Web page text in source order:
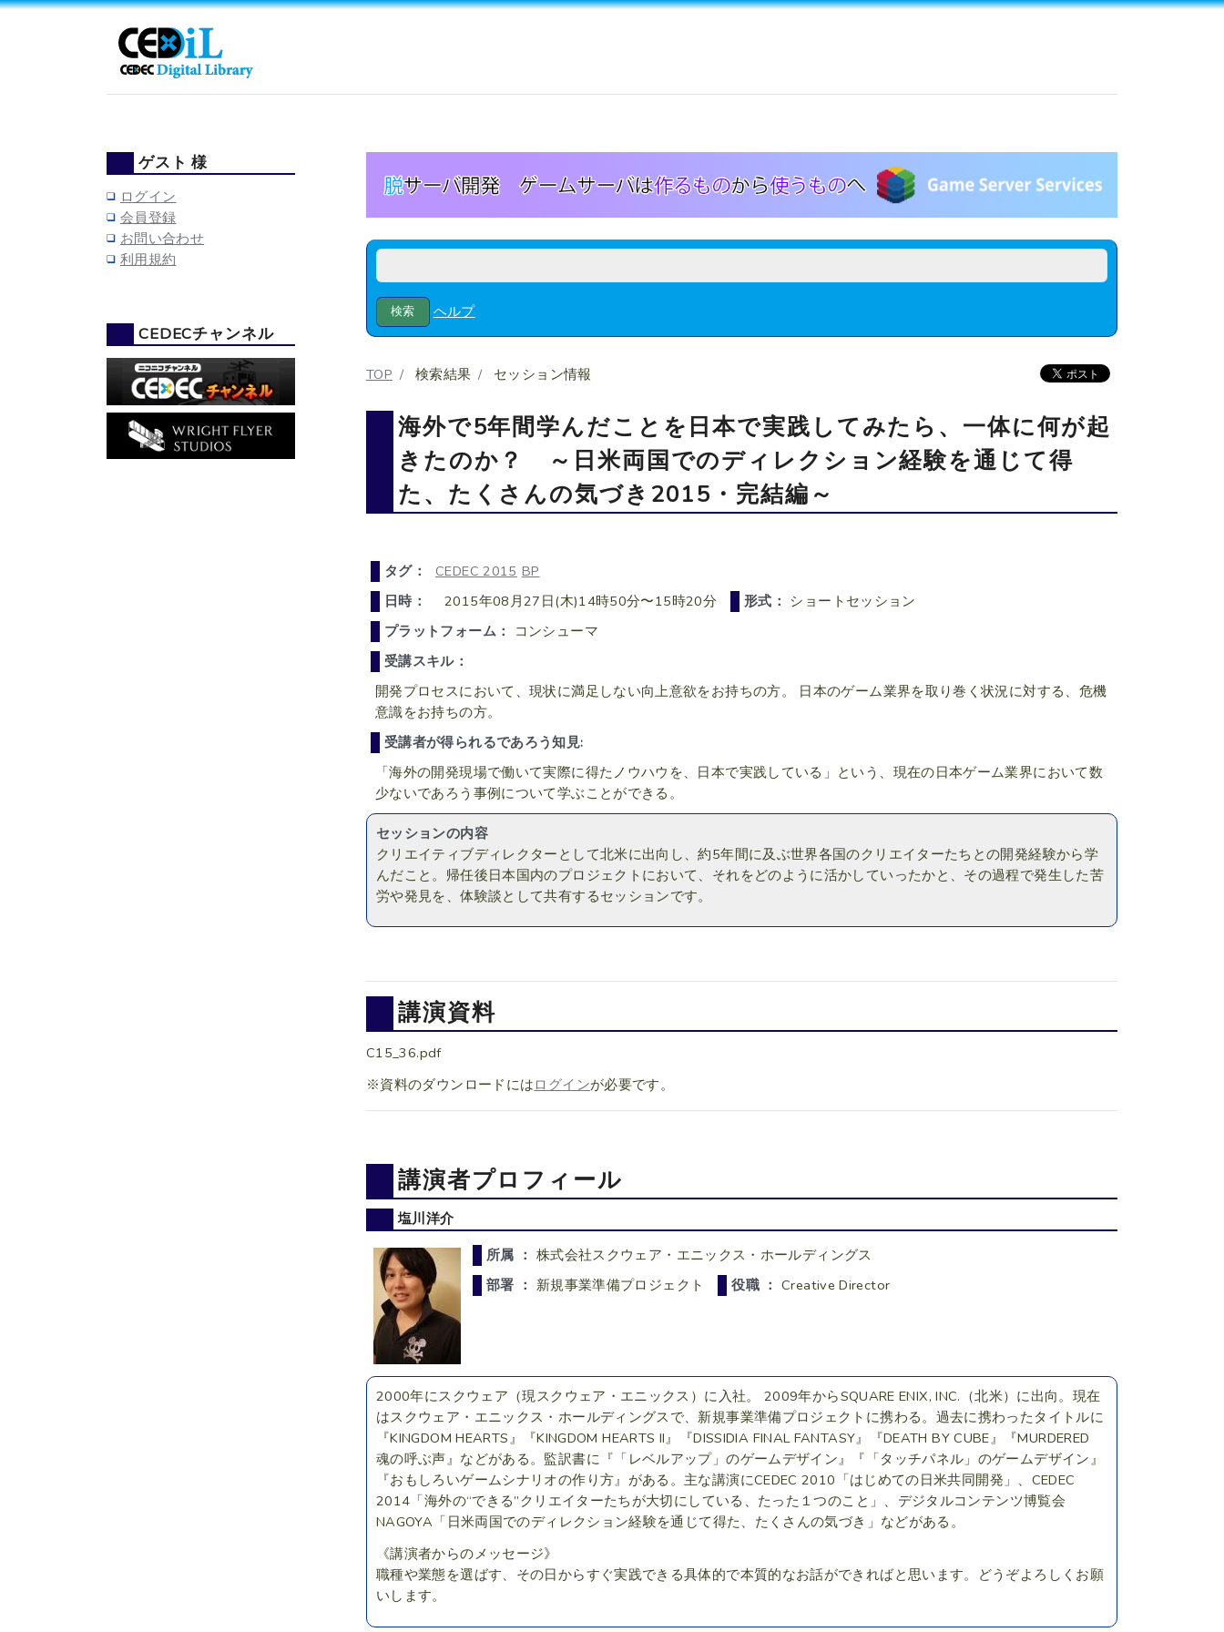
ヘルプ
TOP 検索結果 セッション情報
海外で5年間学んだことを日本で実践してみたら、一体に何が起
きたのか？ ～日米両国でのディレクション経験を通じて得
た、たくさんの気づき2015・完結編～
タグ： CEDEC 2015 BP
日時：
2015年08月27日(木)14時50分〜15時20分 形式： ショートセッション
プラットフォーム：
コンシューマ
受講スキル：
開発プロセスにおいて、現状に満足しない向上意欲をお持ちの方。 日本のゲーム業界を取り巻く状況に対する、危機
意識をお持ちの方。
受講者が得られるであろう知見:
「海外の開発現場で働いて実際に得たノウハウを、日本で実践している」という、現在の日本ゲーム業界において数
少ないであろう事例について学ぶことができる。
セッションの内容
クリエイティブディレクターとして北米に出向し、約5年間に及ぶ世界各国のクリエイターたちとの開発経験から学
んだこと。帰任後日本国内のプロジェクトにおいて、それをどのように活かしていったかと、その過程で発生した苦
労や発見を、体験談として共有するセッションです。
講演資料
C15_36.pdf
※資料のダウンロードには ログインが必要です。
講演者プロフィール
塩川洋介
所属 ： 株式会社スクウェア・エニックス・ホールディングス
部署 ： 新規事業準備プロジェクト 役職 ：Creative Director
2000年にスクウェア（現スクウェア・エニックス）に入社。 2009年からSQUARE ENIX, INC.（北米）に出向。現在
はスクウェア・エニックス・ホールディングスで、新規事業準備プロジェクトに携わる。過去に携わったタイトルに
『KINGDOM HEARTS』『KINGDOM HEARTS II』『DISSIDIA FINAL FANTASY』『DEATH BY CUBE』『MURDERED
魂の呼ぶ声』などがある。監訳書に『「レベルアップ」のゲームデザイン』『「タッチパネル」のゲームデザイン』
『おもしろいゲームシナリオの作り方』がある。主な講演にCEDEC 2010「はじめての日米共同開発」、CEDEC
2014「海外の“できる”クリエイターたちが大切にしている、たった１つのこと」、デジタルコンテンツ博覧会
NAGOYA「日米両国でのディレクション経験を通じて得た、たくさんの気づき」などがある。
《講演者からのメッセージ》
職種や業態を選ばす、その日からすぐ実践できる具体的で本質的なお話ができればと思います。どうぞよろしくお願
いします。
ゲスト 様
ログイン
会員登録
お問い合わせ
利用規約
CEDECチャンネル